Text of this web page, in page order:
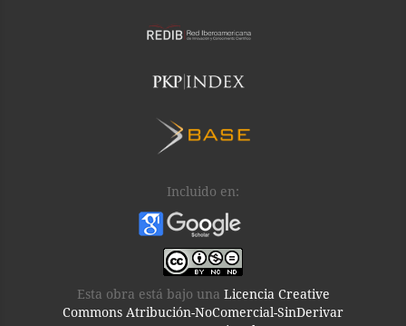
Incluido en:
Esta obra está bajo una Licencia Creative
Commons Atribución-NoComercial-SinDerivar